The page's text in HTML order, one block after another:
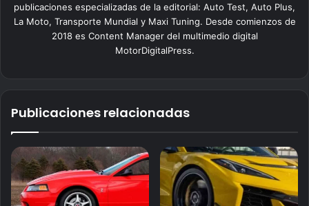
publicaciones especializadas de la editorial: Auto Test, Auto Plus,
La Moto, Transporte Mundial y Maxi Tuning. Desde comienzos de
2018 es Content Manager del multimedio digital
MotorDigitalPress.
Publicaciones relacionadas